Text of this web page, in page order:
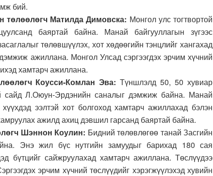
бий.
Матилда Димовска: Монгол улс тогтвортой
баяртай байна. Манай байгууллагын зүгээс
төлөвшүүлэх, хот хөдөөгийн тэнцлийг хангахад
ажиллана. Монгол Улсад сэргээгдэх эрчим хүчний
хамтарч ажиллана.
Коусси-Комлан Эва:Түншлэлд 50, 50 хувиар
сайд Л.Оюун-Эрдэнийн саналыг дэмжиж байна. Манай
ээлтэй хот болгоход хамтарч ажиллахад бэлэн
ажилд ахиц дэвшил гарсанд баяртай байна.
Шэннон Коулин: Бидний төлөвлөгөө танай Засгийн
Энэ жил бүс нутгийн замуудыг барихад 180 сая
бүтцийг сайжруулахад хамтарч ажиллана. Төслүүдээ
эрчим хүчний төслүүдийг хэрэгжүүлэхэд хувийн